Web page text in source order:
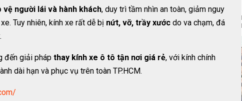
vệ người lái và hành khách, duy trì tầm nhìn an toàn, giảm nguy
Tuy nhiên, kính xe rất dễ bị nứt, vỡ, trầy xước do va chạm, đá
đến giải pháp thay kính xe ô tô tận nơi giá rẻ, với kính chính
dài hạn và phục vụ trên toàn TP.HCM.